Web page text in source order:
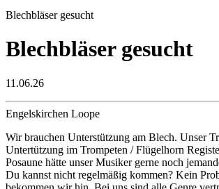
Blechbläser gesucht
Blechbläser gesucht
11.06.26
Engelskirchen Loope
Wir brauchen Unterstützung am Blech. Unser
Untertützung im Trompeten / Flügelhorn
Posaune hätte unser Musiker gerne noch
Du kannst nicht regelmäßig kommen? Kein